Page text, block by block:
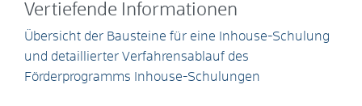
Vertiefende Informationen
Übersicht der Bausteine für eine Inhouse-Schulung
und detaillierter Verfahrensablauf des
Förderprogramms Inhouse-Schulungen